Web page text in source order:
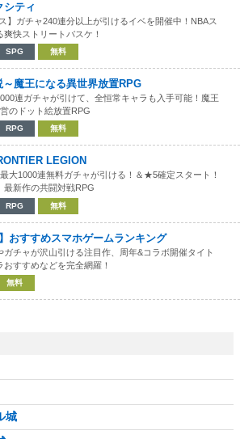
シティ
】ガチャ240連分以上が引けるイベを開催中！NBAス
爽快ストリートバスケ！
SPG 無料
～魔王になる異世界放置RPG
連ガチャが引けて、全恒常キャラも入手可能！魔王
のドット絵放置RPG
RPG 無料
LEGION
大1000連無料ガチャが引ける！＆★5確定スタート！
最新作の共闘対戦RPG
RPG 無料
】おすすめスマホゲームランキング
ガチャが沢山引ける注目作、周年&コラボ開催タイト
おすすめなどを完全網羅！
無料
城